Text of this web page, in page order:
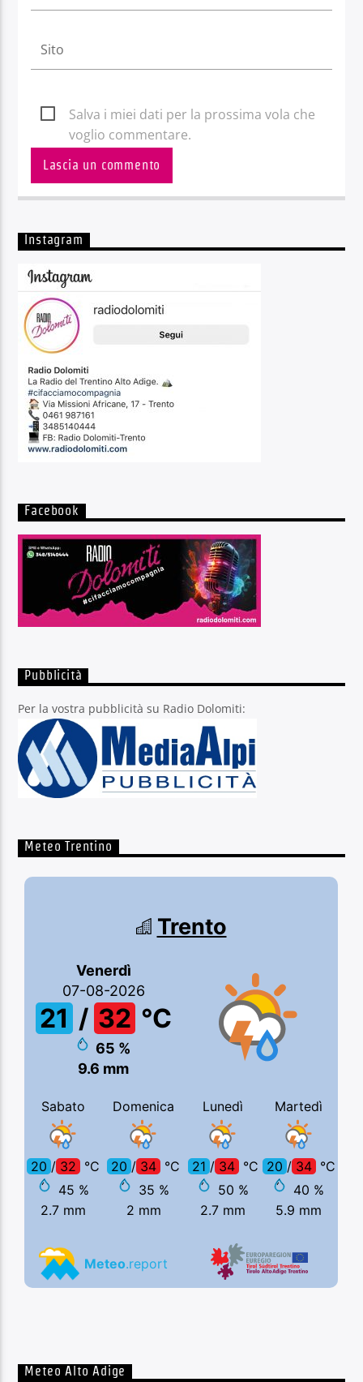
Salva i miei dati per la prossima vola che
voglio commentare.
Instagram
Facebook
Pubblicità
Per la vostra pubblicità su Radio Dolomiti:
Meteo Trentino
Meteo Alto Adige